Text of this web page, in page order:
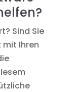
Sind Sie
mit Ihren